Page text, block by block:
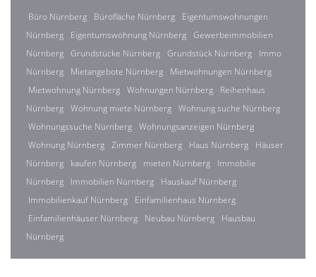
Büro Nürnberg Bürofläche Nürnberg
Eigentumswohnungen
Nürnberg
Eigentumswohnung Nürnberg Gewerbeimmobilien
Nürnberg Grundstücke Nürnberg Grundstück Nürnberg
Immo
Nürnberg
Mietangebote Nürnberg
Mietwohnungen Nürnberg
Mietwohnung Nürnberg Wohnungen Nürnberg
Reihenhaus
Nürnberg Wohnung miete Nürnberg Wohnung suche Nürnberg
Wohnungssuche Nürnberg Wohnungsanzeigen Nürnberg
Wohnung Nürnberg Zimmer Nürnberg Haus Nürnberg
Häuser
Nürnberg
kaufen Nürnberg mieten Nürnberg
Immobilie
Nürnberg
Immobilien Nürnberg
Hauskauf Nürnberg
Immobilienkauf Nürnberg
Einfamilienhaus Nürnberg
Einfamilienhäuser Nürnberg
Neubau Nürnberg
Hausbau
Nürnberg